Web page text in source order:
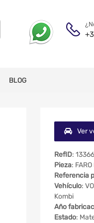
BLOG
Ver
RefID:
Pieza:
Referencia
Vehículo:
Kombi
Año
Estado: